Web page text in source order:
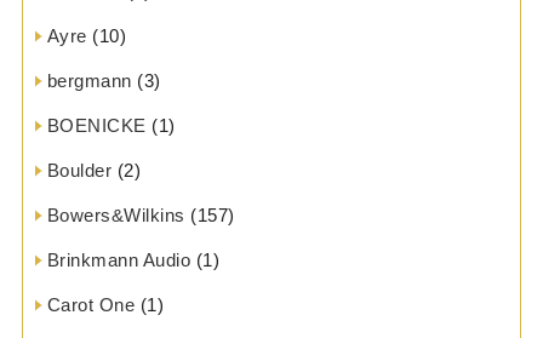
Ayre (10)
bergmann (3)
BOENICKE (1)
Boulder (2)
Bowers&Wilkins (157)
Brinkmann Audio (1)
Carot One (1)